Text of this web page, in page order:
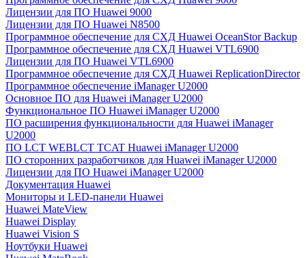
Лицензии для ПО Huawei 9000
Лицензии для ПО Huawei N8500
Программное обеспечение для СХД Huawei OceanStor Backup
Программное обеспечение для СХД Huawei VTL6900
Лицензии для ПО Huawei VTL6900
Программное обеспечение для СХД Huawei ReplicationDirector
Программное обеспечение iManager U2000
Основное ПО для Huawei iManager U2000
Функциональное ПО Huawei iManager U2000
ПО расширения функциональности для Huawei iManager
U2000
ПО LCT WEBLCT TCAT Huawei iManager U2000
ПО сторонних разработчиков для Huawei iManager U2000
Лицензии для ПО Huawei iManager U2000
Документация Huawei
Мониторы и LED-панели Huawei
Huawei MateView
Huawei Display
Huawei Vision S
Ноутбуки Huawei